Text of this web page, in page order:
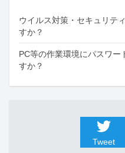
ウイルス対策・セキュリテ
すか？
PC等の作業環境にパスワー
すか？
Tweet